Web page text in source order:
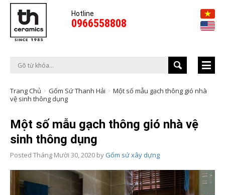
Hotline
0966558808
Trang Chủ Gốm Sứ Thanh Hải
Một số mẫu gạch thông gió nhà
vệ sinh thông dụng
Một số mẫu gạch thông gió nhà vệ
sinh thông dụng
Posted Tháng Mười 30, 2020 byGốm sứ xây dựng